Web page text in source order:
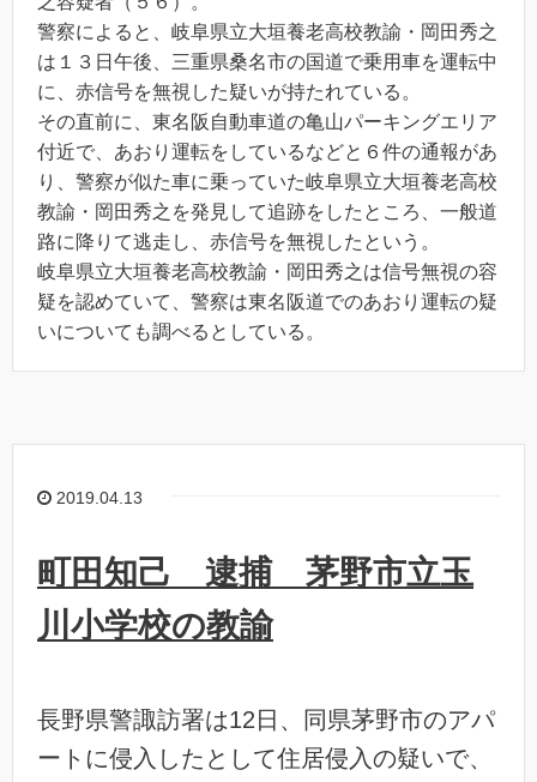
警察によると、岐阜県立大垣養老高校教諭・岡田秀之
は１３日午後、三重県桑名市の国道で乗用車を運転中
に、赤信号を無視した疑いが持たれている。
その直前に、東名阪自動車道の亀山パーキングエリア
付近で、あおり運転をしているなどと６件の通報があ
り、警察が似た車に乗っていた岐阜県立大垣養老高校
教諭・岡田秀之を発見して追跡をしたところ、一般道
路に降りて逃走し、赤信号を無視したという。
岐阜県立大垣養老高校教諭・岡田秀之は信号無視の容
疑を認めていて、警察は東名阪道でのあおり運転の疑
いについても調べるとしている。
2019.04.13
町田知己 逮捕 茅野市立玉
川小学校の教諭
長野県警諏訪署は12日、同県茅野市のアパ
ートに侵入したとして住居侵入の疑いで、